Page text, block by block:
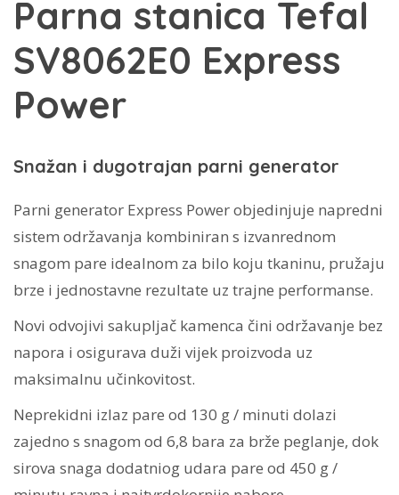
Parna stanica Tefal
SV8062E0 Express
Power
Snažan i dugotrajan parni generator
Parni generator Express Power objedinjuje napredni
sistem održavanja kombiniran s izvanrednom
snagom pare idealnom za bilo koju tkaninu, pružaju
brze i jednostavne rezultate uz trajne performanse.
Novi odvojivi sakupljač kamenca čini održavanje bez
napora i osigurava duži vijek proizvoda uz
maksimalnu učinkovitost.
Neprekidni izlaz pare od 130 g / minuti dolazi
zajedno s snagom od 6,8 bara za brže peglanje, dok
sirova snaga dodatniog udara pare od 450 g /